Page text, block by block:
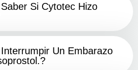
Si Cytotec Hizo
Un Embarazo